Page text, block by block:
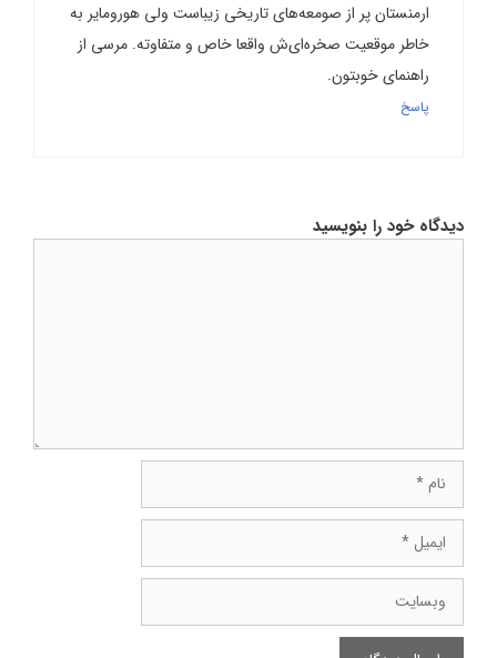
ارمنستان پر از صومعه‌های تاریخی زیباست ولی هورومایر به
خاطر موقعیت صخره‌ای‌ش واقعا خاص و متفاوته. مرسی از
راهنمای خوبتون.
پاسخ
دیدگاه خود را بنویسید
ایمیل
وبسایت